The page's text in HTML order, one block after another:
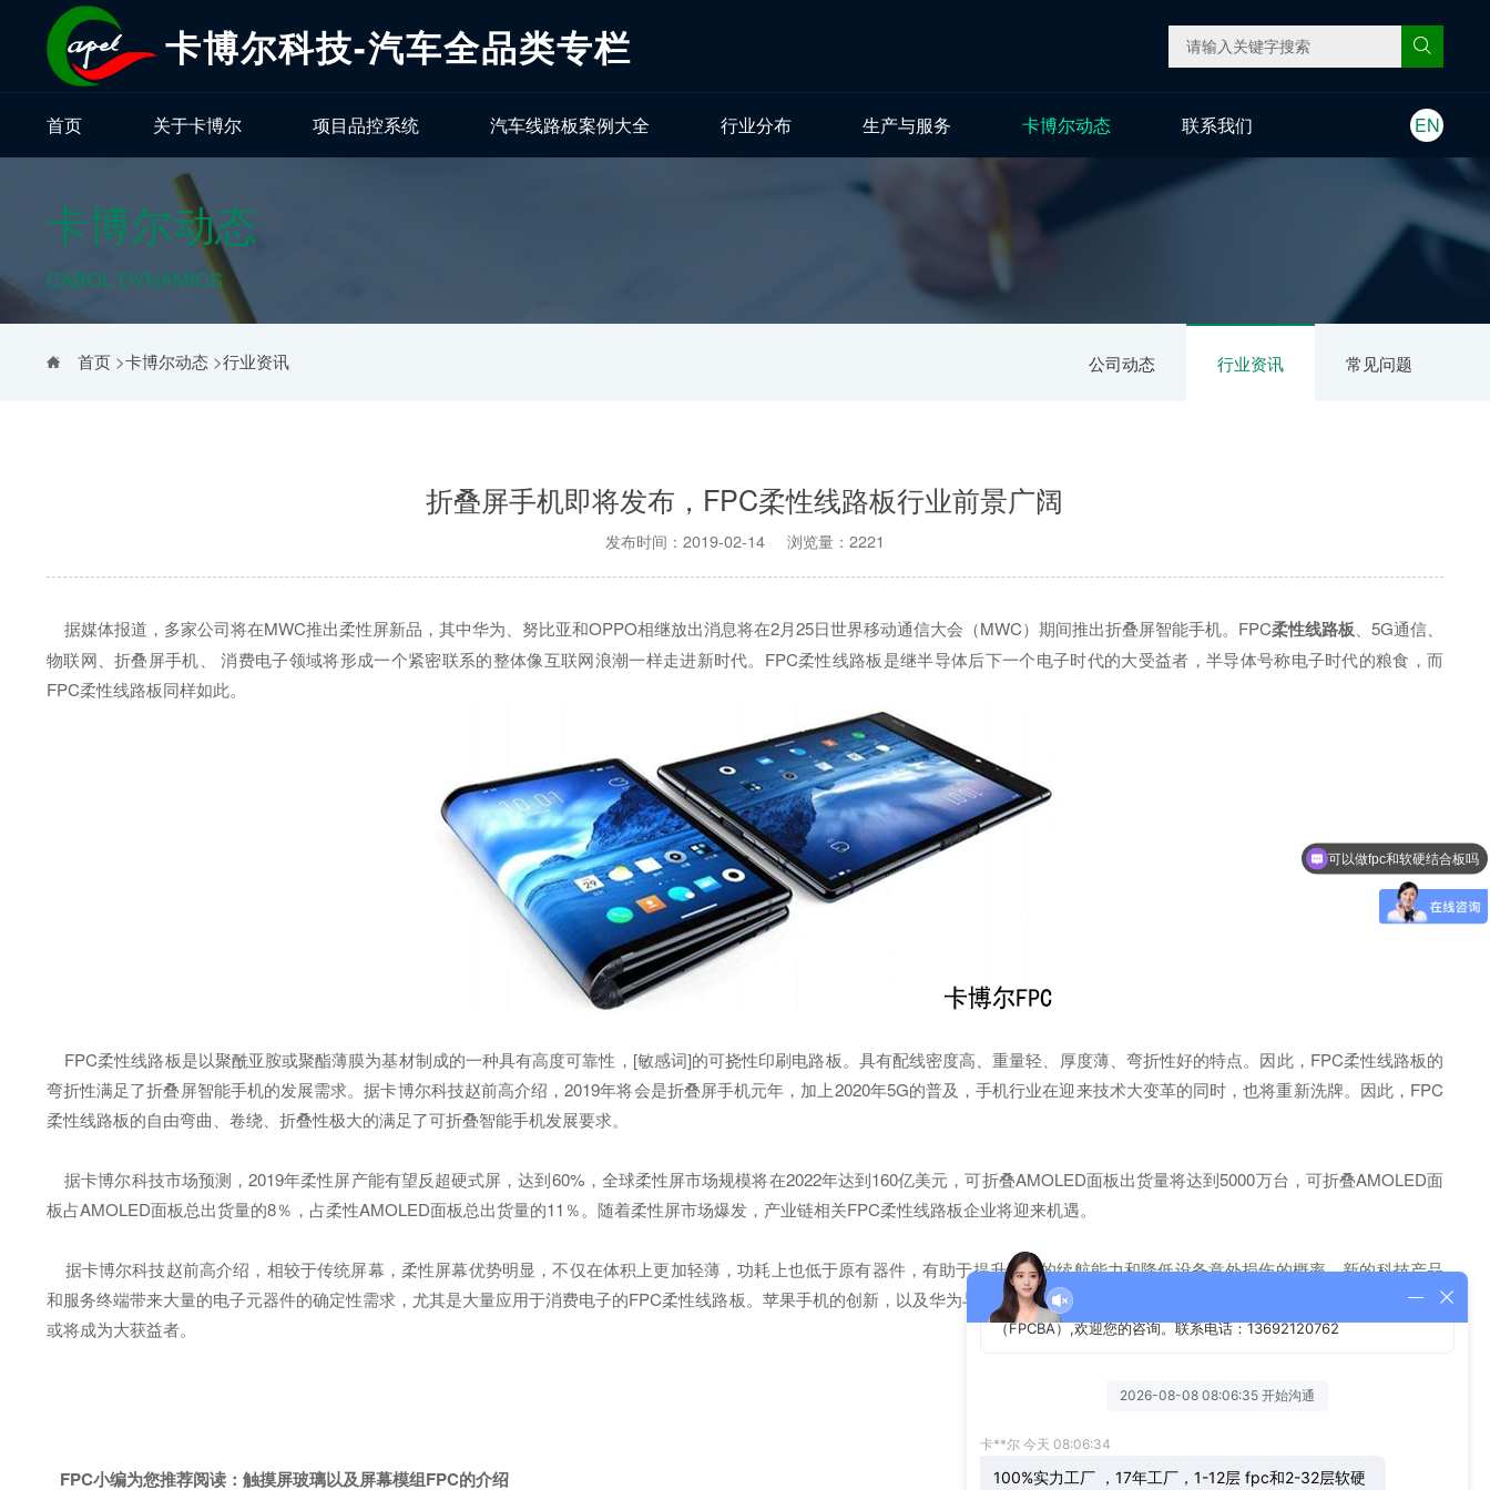
卡博尔科技-汽车全品类专栏
首页 关于卡博尔 项目品控系统 汽车线路板案例大全 行业分布 生产与服务 卡博尔动态 联系我们 EN
卡博尔动态
CABOL DYNAMICS
公司动态 行业资讯 常见问题
首页>卡博尔动态>行业资讯
折叠屏手机即将发布，FPC柔性线路板行业前景广阔
发布时间：2019-02-14 浏览量：2221
据媒体报道，多家公司将在MWC推出柔性屏新品，其中华为、努比亚和OPPO相继放出消息将在2月25日世界移动通信大会（MWC）期间推出折叠屏智能手机。FPC柔性线路板 、5G通信、
物联网、折叠屏手机、 消费电子领域将形成一个紧密联系的整体像互联网浪潮一样走进新时代。FPC柔性线路板是继半导体后下一个电子时代的大受益者，半导体号称电子时代的粮食，而
FPC柔性线路板同样如此。
FPC柔性线路板是以聚酰亚胺或聚酯薄膜为基材制成的一种具有高度可靠性，[敏感词]的可挠性印刷电路板。具有配线密度高、重量轻、厚度薄、弯折性好的特点。因此，FPC柔性线路板的
弯折性满足了折叠屏智能手机的发展需求。据卡博尔科技赵前高介绍，2019年将会是折叠屏手机元年，加上2020年5G的普及，手机行业在迎来技术大变革的同时，也将重新洗牌。因此，FPC
柔性线路板的自由弯曲、卷绕、折叠性极大的满足了可折叠智能手机发展要求。
据卡博尔科技市场预测，2019年柔性屏产能有望反超硬式屏，达到60%，全球柔性屏市场规模将在2022年达到160亿美元，可折叠AMOLED面板出货量将达到5000万台，可折叠AMOLED面
板占AMOLED面板总出货量的8％，占柔性AMOLED面板总出货量的11％。随着柔性屏市场爆发，产业链相关FPC柔性线路板企业将迎来机遇。
据卡博尔科技赵前高介绍，相较于传统屏幕，柔性屏幕优势明显，不仅在体积上更加轻薄，功耗上也低于原有器件，有助于提升设备的续航能力和降低设备意外损伤的概率。新的科技产品
和服务终端带来大量的电子元器件的确定性需求，尤其是大量应用于消费电子的FPC柔性线路板。苹果手机的创新，以及华为与OPPO等国产品牌崛起，成为未来移动智能终端的增长点，FPC
或将成为大获益者。
FPC小编为您推荐阅读： 触摸屏玻璃以及屏幕模组FPC的介绍
可以做fpc和软硬结合板吗